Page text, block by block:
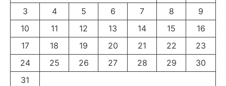
3
4 5 6 7 8
9
10
11 12 13 14 15
16
17
18 19 20 21 22
23
24
25 26 27 28 29
30
31